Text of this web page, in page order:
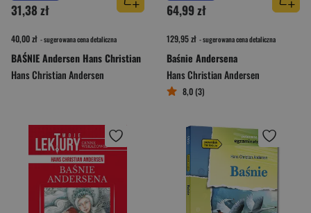
31,38 zł
40,00 zł - sugerowana cena detaliczna
BAŚNIE Andersen Hans Christian
Hans Christian Andersen
64,99 zł
129,95 zł - sugerowana cena detaliczna
Baśnie Andersena
Hans Christian Andersen
8,0 (3)